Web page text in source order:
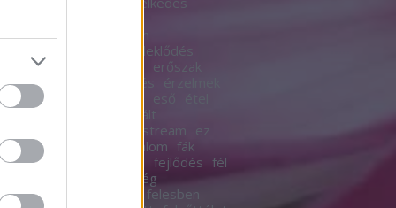
én így szoktam
érdeklődés
erkölcs
erőszak
erotikus érzékenyítés érzelmek
esélyegyenlőség eső
extrovertált
eznemmainstream ez
facebook fájdalom fák
fecskék fejlődés fél
felelősség
felesben